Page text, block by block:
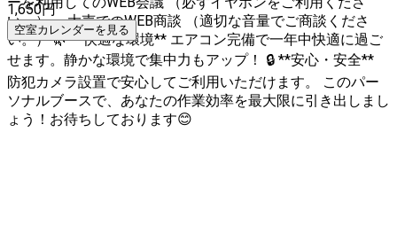
い。） ・大声でのWEB商談 （適切な音量でご商談くださ
い。） 🌿 **快適な環境** エアコン完備で一年中快適に過ご
せます。静かな環境で集中力もアップ！ 🔒 **安心・安全**
防犯カメラ設置で安心してご利用いただけます。 このパー
ソナルブースで、あなたの作業効率を最大限に引き出しまし
ょう！お待ちしております😊
1,650円
空室カレンダーを見る